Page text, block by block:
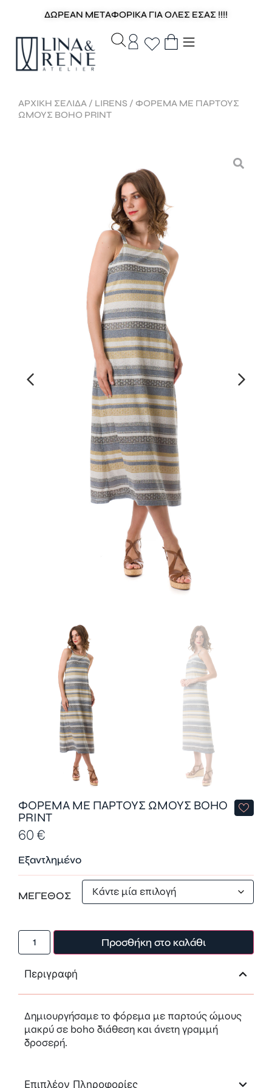
ΔΩΡΕΑΝ ΜΕΤΑΦΟΡΙΚΑ ΓΙΑ ΟΛΕΣ ΕΣΑΣ !!!!
ΑΡΧΙΚΉ ΣΕΛΊΔΑ / LIRENS / ΦΟΡΕΜΑ ΜΕ ΠΑΡΤΟΥΣ
ΩΜΟΥΣ BOHO PRINT
ΦΟΡΕΜΑ ΜΕ ΠΑΡΤΟΥΣ ΩΜΟΥΣ BOHO
PRINT
60€
Εξαντλημένο
ΜΕΓΕΘΟΣ
Προσθήκη στο καλάθι
Περιγραφή
Δημιουργήσαμε το φόρεμα με παρτούς ώμους
μακρύ σε boho διάθεση και άνετη γραμμή
δροσερή.
Επιπλέον Πληροφορίες